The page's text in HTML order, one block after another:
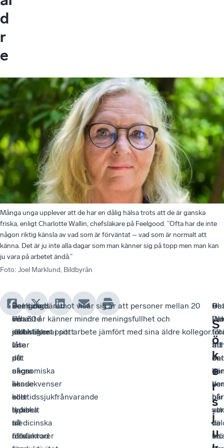
d
r
e
Många unga upplever att de har en dålig hälsa trots att de är ganska
friska, enligt Charlotte Wallin, chefsläkare på Feelgood. ”Ofta har de inte
någon riktig känsla av vad som är förväntat – vad som är normalt att
känna. Det är ju inte alla dagar som man känner sig på topp men man kan
ju vara på arbetet ändå.”
Foto: Joel Marklund, Bildbyrån
Feelgoods
senaste
jobbhälsorapport
visar
att
unga
är
korttidssjukfrånvarande
dubbelt
så
ofta
–
På
sikt
får
det
ekonomiska
konsekvenser
och
leder
till
försämrad
Samtidigt
visar
statistiken
inte
på
några
ökade
eller
typiska
medicinska
riskfaktorer
Det som däremot visar sig är att personer mellan 20
och 30 år känner mindre meningsfullhet och
delaktighet i sitt arbete jämfört med sina äldre kollegor.
att
det
på
att
de
är
–
en
har
”
S
ö
k
e
r
s
j
u
till
att
när
de
blir
i